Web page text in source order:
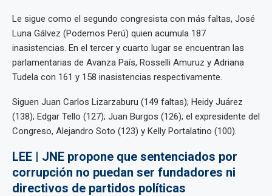
Le sigue como el segundo congresista con más faltas, José
Luna Gálvez (Podemos Perú) quien acumula 187
inasistencias. En el tercer y cuarto lugar se encuentran las
parlamentarias de Avanza País, Rosselli Amuruz y Adriana
Tudela con 161 y 158 inasistencias respectivamente.
Siguen Juan Carlos Lizarzaburu (149 faltas); Heidy Juárez
(138); Edgar Tello (127); Juan Burgos (126); el expresidente del
Congreso, Alejandro Soto (123) y Kelly Portalatino (100).
LEE | JNE propone que sentenciados por
corrupción no puedan ser fundadores ni
directivos de partidos políticas